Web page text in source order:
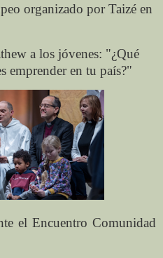
organizado por Taizé en
a los jóvenes: "¿Qué
emprender en tu país?"
el Encuentro Comunidad